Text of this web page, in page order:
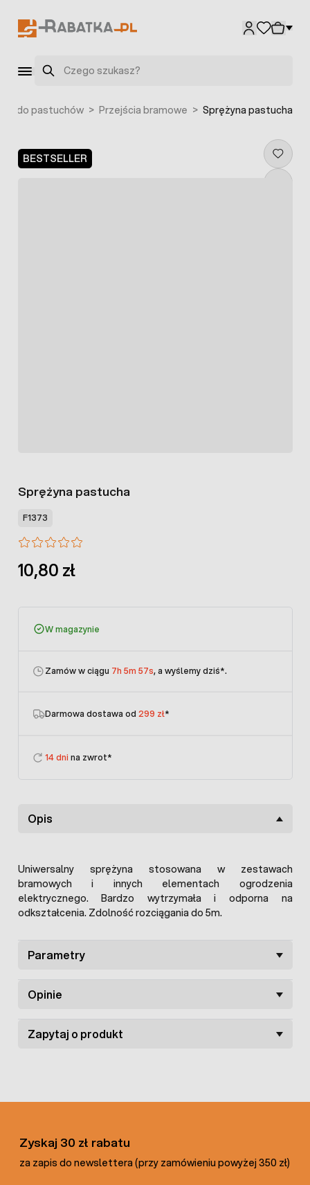
Szukaj
do pastuchów > Przejścia bramowe > Sprężyna pastucha
BESTSELLER
Sprężyna pastucha
F1373
10,80 zł
W magazynie
Zamów w ciągu 7h 5m 57s, a wyślemy dziś*.
Darmowa dostawa od 299 zł*
14 dni na zwrot*
Opis
Uniwersalny sprężyna stosowana w zestawach
bramowych i innych elementach ogrodzenia
elektrycznego. Bardzo wytrzymała i odporna na
odkształcenia. Zdolność rozciągania do 5m.
Parametry
Opinie
Zapytaj o produkt
Zyskaj 30 zł rabatu
za zapis do newslettera (przy zamówieniu powyżej 350 zł)